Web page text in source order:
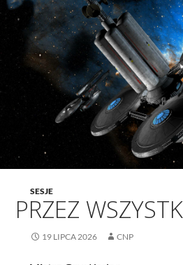
SESJE
PRZEZ
19 LIPCA 2026 CNP